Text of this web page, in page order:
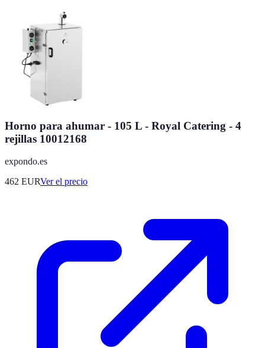
Horno para ahumar - 105 L - Royal Catering - 4
rejillas 10012168
expondo.es
462 EURVer el precio